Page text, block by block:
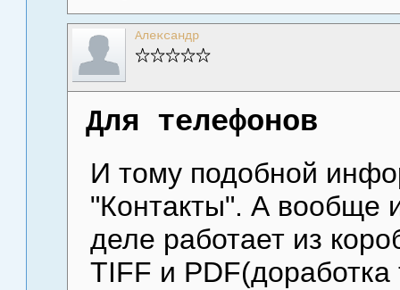
Александр
Для телефонов
И тому подобной
"Контакты". А вообще
деле работает из
TIFF и